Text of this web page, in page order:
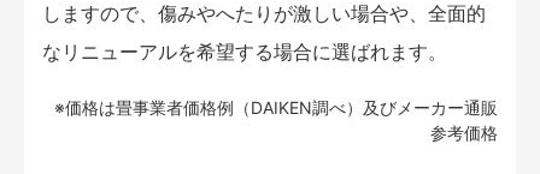
しますので、傷みやへたりが激しい場合や、全面的
なリニューアルを希望する場合に選ばれます。
※価格は畳事業者価格例（DAIKEN調べ）及びメーカー通販
参考価格